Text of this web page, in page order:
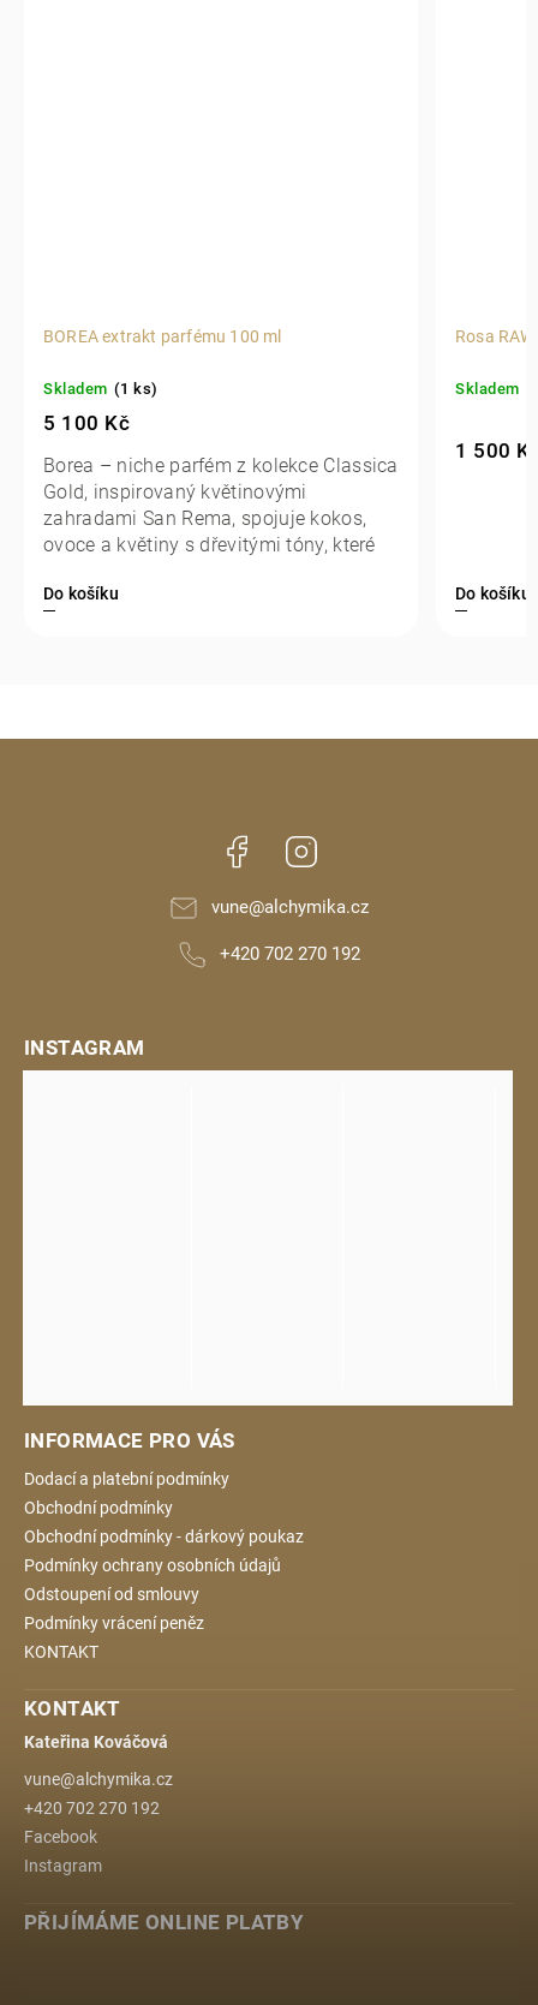
BOREA extrakt parfému 100 ml
Skladem (1 ks)
5 100 Kč
Do košíku
Borea – niche parfém z kolekce Classica
Gold, inspirovaný květinovými
zahradami San Rema, spojuje kokos,
ovoce a květiny s dřevitými tóny, které
Rosa
Skladem
1 500
Do košíku
Facebook
vune@alchymika.cz
+420 702 270 192
INFORMACE PRO VÁS
Dodací a platební podmínky
Obchodní podmínky
Obchodní podmínky - dárkový poukaz
Podmínky ochrany osobních údajů
Odstoupení od smlouvy
Podmínky vrácení peněz
KONTAKT
KONTAKT
Kateřina Kováčová
vune@alchymika.cz
+420 702 270 192
Facebook
Instagram
PŘIJÍMÁME ONLINE PLATBY
INSTAGRAM